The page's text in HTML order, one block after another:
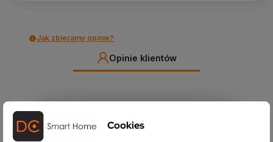
Jak zbieramy opinie?
Opinie klientów
Cookies